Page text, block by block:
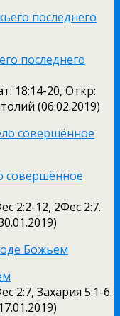
последнего
18:14-20, Откр:
(06.02.2019)
совершённое
2:2-12, 2Фес 2:7.
2:7, Захария 5:1-6.